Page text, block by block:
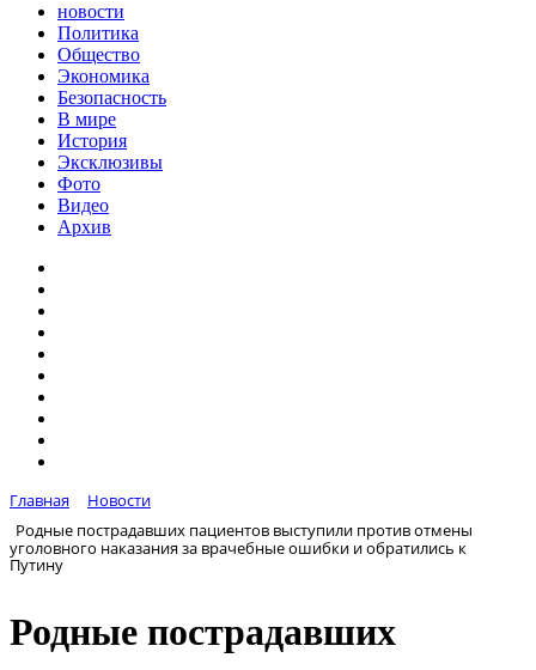
новости
Политика
Общество
Экономика
Безопасность
В мире
История
Эксклюзивы
Фото
Видео
Архив
Главная
Новости
Родные пострадавших пациентов выступили против отмены
уголовного наказания за врачебные ошибки и обратились к
Путину
Родные пострадавших